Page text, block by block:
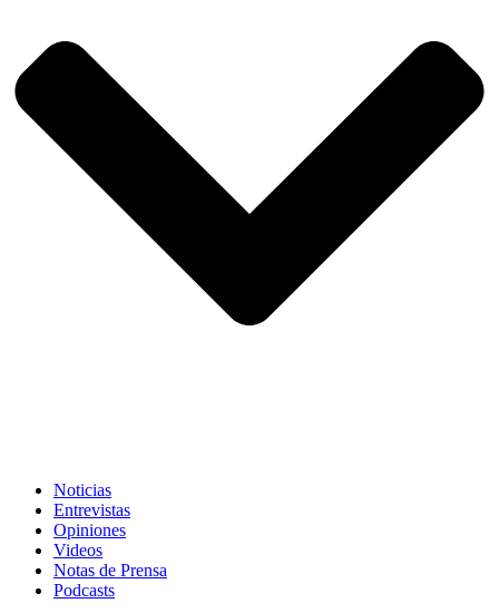
Noticias
Entrevistas
Opiniones
Videos
Notas de Prensa
Podcasts